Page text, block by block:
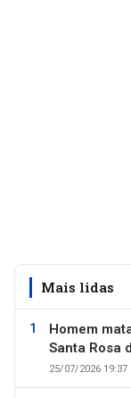
Mais lidas
Homem
Santa Rosa
25/07/2026 19:37